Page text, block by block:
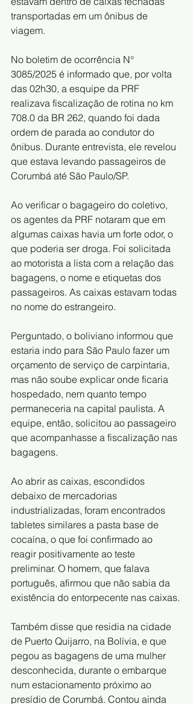
transportadas em um ônibus de
viagem.
No boletim de ocorrência N°
3085/2025 é informado que, por volta
das 02h30, a esquipe da PRF
realizava fiscalização de rotina no km
708.0 da BR 262, quando foi dada
ordem de parada ao condutor do
ônibus. Durante entrevista, ele revelou
que estava levando passageiros de
Corumbá até São Paulo/SP.
Ao verificar o bagageiro do coletivo,
os agentes da PRF notaram que em
algumas caixas havia um forte odor, o
que poderia ser droga. Foi solicitada
ao motorista a lista com a relação das
bagagens, o nome e etiquetas dos
passageiros. As caixas estavam todas
no nome do estrangeiro.
Perguntado, o boliviano informou que
estaria indo para São Paulo fazer um
orçamento de serviço de carpintaria,
mas não soube explicar onde ficaria
hospedado, nem quanto tempo
permaneceria na capital paulista. A
equipe, então, solicitou ao passageiro
que acompanhasse a fiscalização nas
bagagens.
Ao abrir as caixas, escondidos
debaixo de mercadorias
industrializadas, foram encontrados
tabletes similares a pasta base de
cocaína, o que foi confirmado ao
reagir positivamente ao teste
preliminar. O homem, que falava
português, afirmou que não sabia da
existência do entorpecente nas caixas.
Também disse que residia na cidade
de Puerto Quijarro, na Bolívia, e que
pegou as bagagens de uma mulher
desconhecida, durante o embarque
num estacionamento próximo ao
presídio de Corumbá. Contou ainda